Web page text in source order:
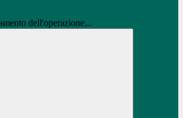
dell'operazione...